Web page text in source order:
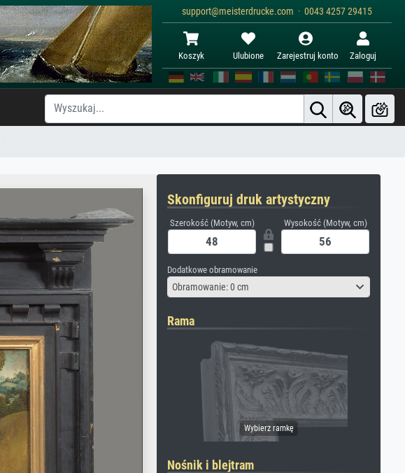
support@meisterdrucke.com · 0043 4257 29415
Koszyk Ulubione Zarejestruj konto Zaloguj
Skonfiguruj druk artystyczny
Szerokość (Motyw, cm) Wysokość (Motyw, cm)
Dodatkowe obramowanie
Obramowanie: 0 cm
Rama
Nośnik i blejtram